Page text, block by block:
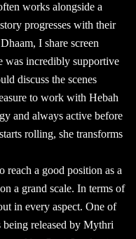
works alongside a
progresses with their
I share screen
was incredibly supportive
discuss the scenes
to work with Hebah
and always active before
rolling, she transforms
reach a good position as a
a grand scale. In terms of
in every aspect. One of
being released by Mythri